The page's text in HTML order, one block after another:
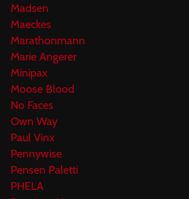
Madsen
Maeckes
Marathonmann
Marie Angerer
Minipax
Moose Blood
No Faces
Own Way
Paul Vinx
Pennywise
Pensen Paletti
PHELA